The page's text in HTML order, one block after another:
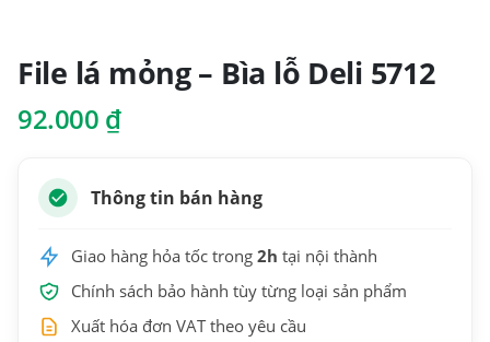
File lá mỏng – Bìa lỗ Deli 5712
92.000 ₫
Thông tin bán hàng
Giao hàng hỏa tốc trong 2h tại nội thành
Chính sách bảo hành tùy từng loại sản phẩm
Xuất hóa đơn VAT theo yêu cầu